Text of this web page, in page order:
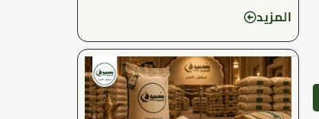
المزيد